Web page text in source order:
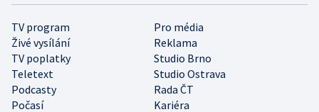
TV program
Pro média
Živé vysílání
Reklama
TV poplatky
Studio Brno
Teletext
Studio Ostrava
Podcasty
Rada ČT
Počasí
Kariéra